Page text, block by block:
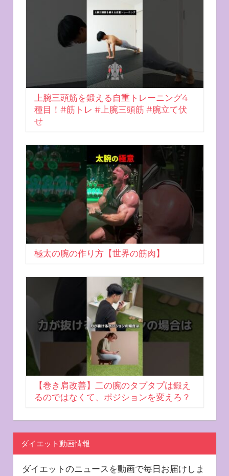
上腕三頭筋を鍛える自重トレーニング4
種目！#筋トレ #上腕三頭筋 #腕立て伏
せ
極太の腕の作り方【世界の筋肉】
【巻き肩改善】二の腕のタプタプは鍛え
るのではなくて、ポジションを変えろ？
ダイエット動画情報
ダイエットのニュースを動画で毎日お届けしま